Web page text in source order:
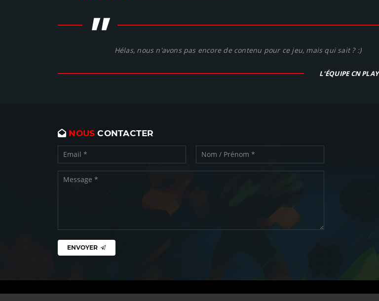
" Hélas, nous n'avons pas encore de contenu pour ce jeu, mais qui sait ? :)
L'ÉQUIPE CN PLAY
NOUS CONTACTER
ENVOYER